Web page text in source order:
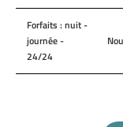
Forfaits : nuit -
journée -
24/24